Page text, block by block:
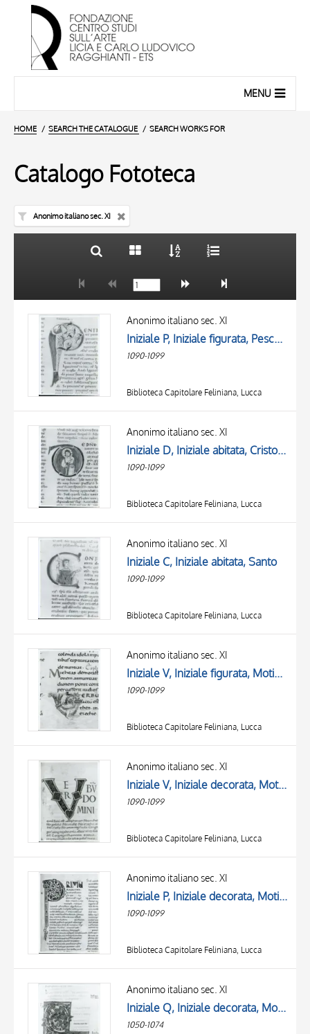
MENU
HOME SEARCH THE CATALOGUE SEARCH WORKS FOR
Catalogo Fototeca
Anonimo italiano sec. XI
AUTHOR
LOCATION
Anonimo italiano sec. XI
Iniziale P, Iniziale figurata, Pesce, Motivi decorativi fitomorfi
1090-1099
Biblioteca Capitolare Feliniana, Lucca
Anonimo italiano sec. XI
Iniziale D, Iniziale abitata, Cristo benedicente
1090-1099
Biblioteca Capitolare Feliniana, Lucca
Anonimo italiano sec. XI
Iniziale C, Iniziale abitata, Santo
1090-1099
Biblioteca Capitolare Feliniana, Lucca
Anonimo italiano sec. XI
Iniziale V, Iniziale figurata, Motivi decorativi vegetali e zoomorfi
1090-1099
Biblioteca Capitolare Feliniana, Lucca
Anonimo italiano sec. XI
Iniziale V, Iniziale decorata, Motivo decorativo con losanga e motivi geometrici, Intreccio, Motivi decorativi fitomorfi
1090-1099
Biblioteca Capitolare Feliniana, Lucca
Anonimo italiano sec. XI
Iniziale P, Iniziale decorata, Motivi decorativi vegetali e zoomorfi, Intreccio
1090-1099
Biblioteca Capitolare Feliniana, Lucca
Anonimo italiano sec. XI
Iniziale Q, Iniziale decorata, Motivi decorativi fitomorfi
1050-1074